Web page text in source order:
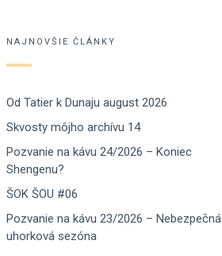
NAJNOVŠIE ČLÁNKY
Od Tatier k Dunaju august 2026
Skvosty môjho archívu 14
Pozvanie na kávu 24/2026 – Koniec
Shengenu?
ŠOK ŠOU #06
Pozvanie na kávu 23/2026 – Nebezpečná
uhorková sezóna